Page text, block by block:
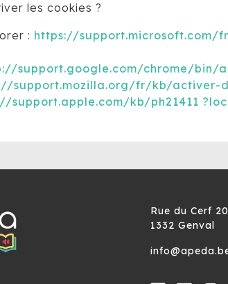
les cookies ?
: https://support.microsoft.com/
support.google.com/chrome/bin/
support.mozilla.org/fr/kb/activer-
support.apple.com/kb/ph21411
Rue du Cerf
1332 Genval